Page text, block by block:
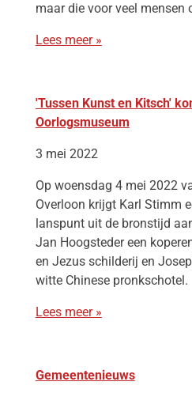
maar die voor veel mensen
Lees meer »
'Tussen Kunst en Kitsch'
Oorlogsmuseum
3 mei 2022
Op woensdag 4 mei 2022
Overloon krijgt Karl Stimm
lanspunt uit de bronstijd
Jan Hoogsteder een
en Jezus schilderij en
witte Chinese pronkschotel.
Lees meer »
Gemeentenieuws